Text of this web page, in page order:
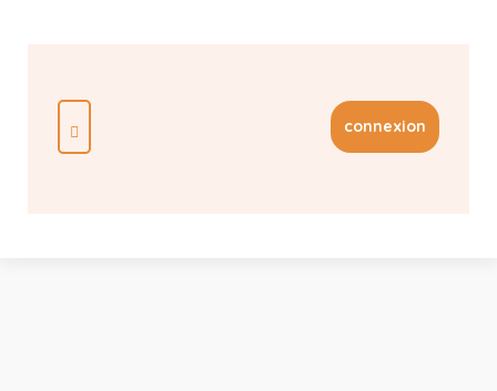
connexion